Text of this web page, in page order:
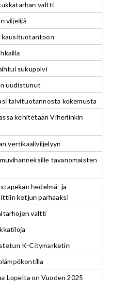
valtti
viljelijä
kausituotantoon
sukupolvi
uudistunut
talvituotannosta kokemusta
kehitetään Viherlinkin
vertikaaliviljelyyn
tavanomaisten
hedelmä- ja
ketjun parhaaksi
valtti
K-Citymarketin
Lopelta on Vuoden 2025